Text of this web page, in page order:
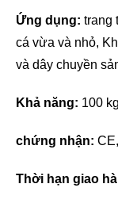
Ứng dụng: trang
cá vừa và nhỏ,
và dây chuyền
Khả năng: 100
chứng nhận:
Thời hạn giao